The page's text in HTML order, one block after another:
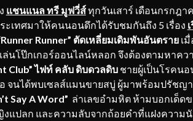
แชนแนล ทรี มูฟวี่ส์ทุกวันเสาร์ เดือนกรกฎา
ะเทศมาให้คนนอนดึกได้รับชมกันถึง 5 เรื่อง
Runner” ตัดเหลี่ยมเดิมพันอันตราย เ
ล่นโป๊กเกอร์ออนไลน์หลอก จึงต้องตามหาคว
Club” ไฟท์ คลับ ดิบดวลดิบ ชายผู้เป็นโรคน
จนได้พบเซลส์แมนขายสบู่ ผู้มาพร้อมปรัชญ
Say A Word” ล่าเลขอำมหิต ห้ามบอกเด็ด
แปลก และความลับจากถ้อยคำที่แฝงความนั